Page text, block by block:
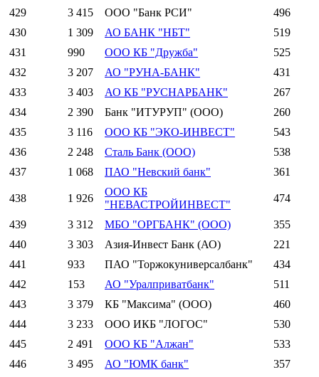
429
3 415 ООО "Банк РСИ"
496
430
1 309 АО БАНК "НБТ"
519
431
990 ООО КБ "Дружба"
525
432
3 207 АО "РУНА-БАНК"
431
433
3 403 АО КБ "РУСНАРБАНК"
267
434
2 390 Банк "ИТУРУП" (ООО)
260
435
3 116 ООО КБ "ЭКО-ИНВЕСТ"
543
436
2 248 Сталь Банк (ООО)
538
437
1 068 ПАО "Невский банк" 361
438 1 926
ООО КБ
"НЕВАСТРОЙИНВЕСТ"
474
439 3 312 МБО "ОРГБАНК" (ООО)
355
440
3 303 Азия-Инвест Банк (АО)
221
441
933 ПАО "Торжокуниверсалбанк"
434
442
153 АО "Уралприватбанк"
511
443
3 379 КБ "Максима" (ООО)
460
444
3 233 ООО ИКБ "ЛОГОС"
530
445
2 491 ООО КБ "Алжан"
533
446
3 495 АО "ЮМК банк" 357